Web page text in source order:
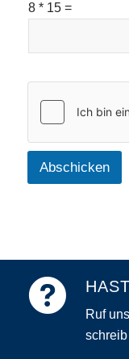
8 * 15 =
Abschicken
Ruf